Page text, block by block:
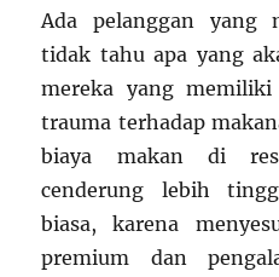
Ada pelanggan yang
tidak tahu apa yang
mereka yang
trauma terhadap
biaya makan di
cenderung lebih
biasa, karena
premium dan